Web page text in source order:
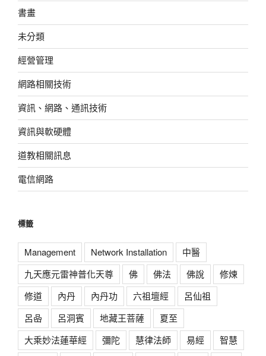
書畫
未分類
經營管理
網路相關技術
資訊、網路、通訊技術
資訊與軟硬體
道教相關訊息
電信網路
標籤
Management Network Installation
中醫
九天應元雷神普化天尊
佛 佛法 佛說
修煉
修道
內丹 內丹功 六祖壇經
呂仙祖
呂喦
呂洞賓 地藏王菩薩
夏至
大乘妙法蓮華經
彌陀 慧律法師 易經
智慧